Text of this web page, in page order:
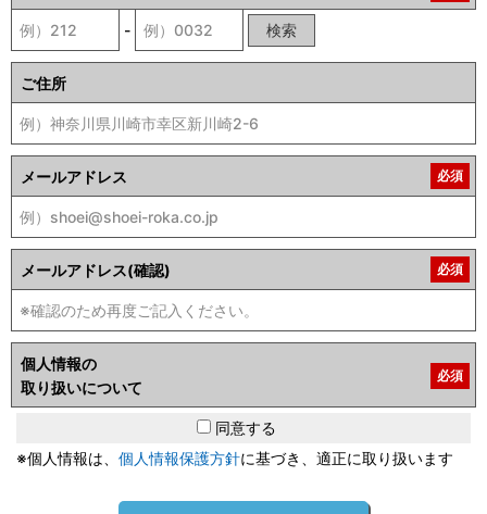
-
ご住所
メールアドレス 必須
メールアドレス(確認) 必須
個人情報の
取り扱いについて
必須
同意する
※個人情報は、 個人情報保護方針に基づき、適正に取り扱います